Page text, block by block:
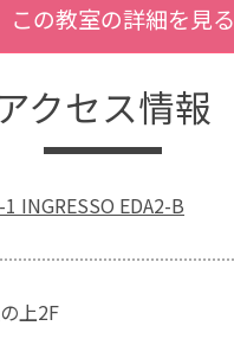
この教室の詳細を見る
クセス情報
INGRESSO EDA2-B
上2F